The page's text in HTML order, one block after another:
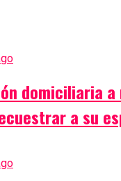
domiciliaria
a su